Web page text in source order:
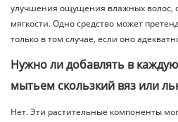
улучшения ощущения влажных волос,
мягкости. Одно средство может
только в том случае, если оно
Нужно ли добавлять в
мытьем скользкий вяз или
Нет. Эти растительные компоненты